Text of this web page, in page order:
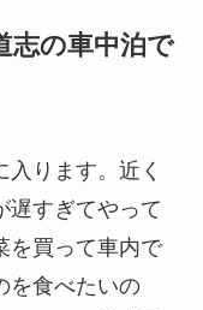
の車中泊で
ります。近く
遅すぎてやって
を買って車内で
を食べたいの